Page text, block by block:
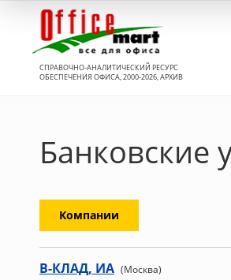
СПРАВОЧНО-АНАЛИТИЧЕСКИЙ РЕСУРС
ОБЕСПЕЧЕНИЯ ОФИСА, 2000-2026, АРХИВ
Банковские
Компании
В-КЛАД, ИА (Москва)